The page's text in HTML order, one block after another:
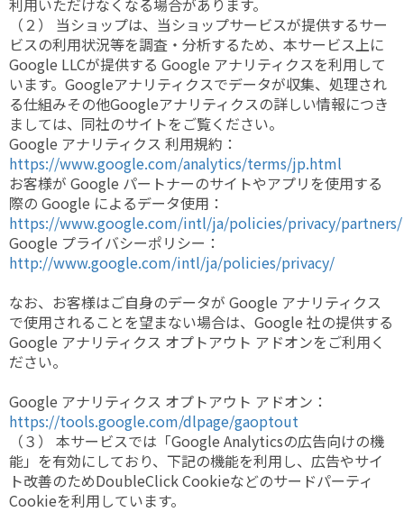
（２） 当ショップは、当ショップサービスが提供するサー
ビスの利用状況等を調査・分析するため、本サービス上に
Google LLCが提供する Google アナリティクスを利用して
います。Googleアナリティクスでデータが収集、処理され
る仕組みその他Googleアナリティクスの詳しい情報につき
ましては、同社のサイトをご覧ください。
Google アナリティクス 利用規約：
https://www.google.com/analytics/terms/jp.html
お客様が Google パートナーのサイトやアプリを使用する
際の Google によるデータ使用：
https://www.google.com/intl/ja/policies/privacy/partners/
Google プライバシーポリシー：
http://www.google.com/intl/ja/policies/privacy/
なお、お客様はご自身のデータが Google アナリティクス
で使用されることを望まない場合は、Google 社の提供する
Google アナリティクス オプトアウト アドオンをご利用く
ださい。
Google アナリティクス オプトアウト アドオン：
https://tools.google.com/dlpage/gaoptout
（３） 本サービスでは「Google Analyticsの広告向けの機
能」を有効にしており、下記の機能を利用し、広告やサイ
ト改善のためDoubleClick Cookieなどのサードパーティ
Cookieを利用しています。